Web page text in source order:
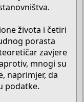
života i četiri
porasta
zavjere
mnogi su
naprimjer, da
podatke.